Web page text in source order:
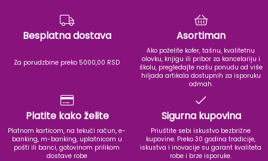
Besplatna dostava
Za porudzbine preko 5000,00 RSD
Asortiman
Ako poželite kofer, tašnu, kvalitetnu
olovku, knjigu ili pribor za kancelariju i
školu, pregledajte našu ponudu od više
hiljada artikala dostupnih za isporuku
odmah.
Platite kako želite
Platnom karticom, na tekući račun, e-
banking, m-banking, uplatnicom u
pošti ili banci, gotovinom prilikom
dostave robe
Sigurna kupovina
Priuštite sebi iskustvo bezbrižne
kupovine. Preko 30 godina tradicije,
iskustva i inovacije su garant kvaliteta
robe i brze isporuke.